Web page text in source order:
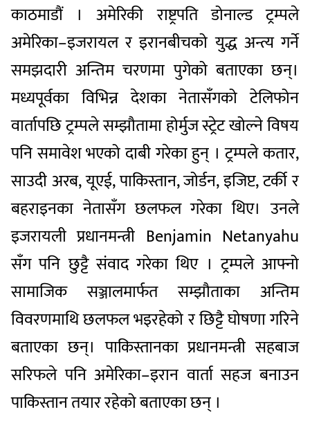
काठमाडौं । अमेरिकी राष्ट्रपति डोनाल्ड ट्रम्पले
अमेरिका–इजरायल र इरानबीचको युद्ध अन्त्य गर्ने
समझदारी अन्तिम चरणमा पुगेको बताएका छन्।
मध्यपूर्वका विभिन्न देशका नेतासँगको टेलिफोन
वार्तापछि ट्रम्पले सम्झौतामा होर्मुज स्ट्रेट खोल्ने विषय
पनि समावेश भएको दाबी गरेका हुन् । ट्रम्पले कतार,
साउदी अरब, यूएई, पाकिस्तान, जोर्डन, इजिप्ट, टर्की र
बहराइनका नेतासँग छलफल गरेका थिए। उनले
इजरायली प्रधानमन्त्री Benjamin Netanyahu
सँग पनि छुट्टै संवाद गरेका थिए । ट्रम्पले आफ्नो
सामाजिक सञ्जालमार्फत सम्झौताका अन्तिम
विवरणमाथि छलफल भइरहेको र छिट्टै घोषणा गरिने
बताएका छन्। पाकिस्तानका प्रधानमन्त्री सहबाज
सरिफले पनि अमेरिका–इरान वार्ता सहज बनाउन
पाकिस्तान तयार रहेको बताएका छन् ।